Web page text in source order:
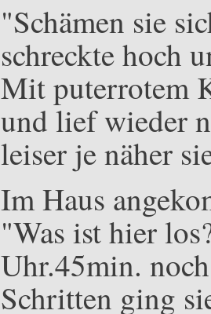
"Schämen sie
schreckte hoch
Mit puterrotem
und lief wieder
leiser je näher
Im Haus
"Was ist hier
Uhr.45min.
Schritten ging